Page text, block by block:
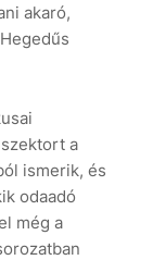
akaró,
a
ismerik, és
odaadó
még a